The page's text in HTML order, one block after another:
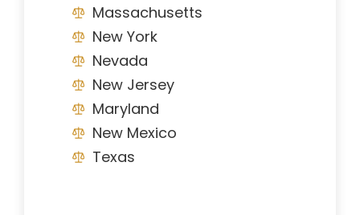
Massachusetts
New York
Nevada
New Jersey
Maryland
New Mexico
Texas